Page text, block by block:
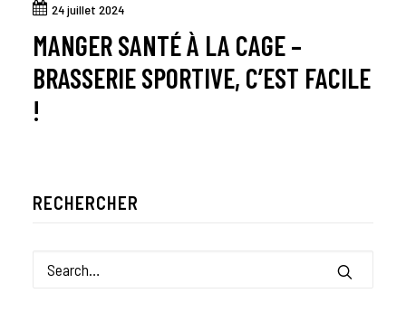
24 juillet 2024
MANGER SANTÉ À LA CAGE –
BRASSERIE SPORTIVE, C’EST FACILE
!
RECHERCHER